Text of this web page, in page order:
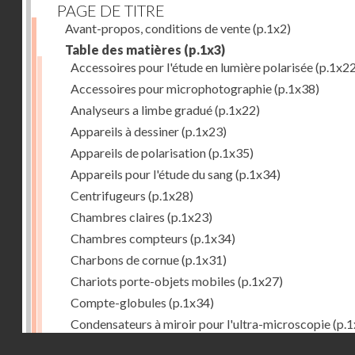
PAGE DE TITRE
Avant-propos, conditions de vente(p.1x2)
Table des matières (p.1x3)
Accessoires pour l'étude en lumière polarisée
Accessoires pour microphotographie(p.1x38)
Analyseurs a limbe gradué(p.1x22)
Appareils à dessiner(p.1x23)
Appareils de polarisation(p.1x35)
Appareils pour l'étude du sang(p.1x34)
Centrifugeurs (p.1x28)
Chambres claires (p.1x23)
Chambres compteurs (p.1x34)
Charbons de cornue(p.1x31)
Chariots porte-objets mobiles (p.1x27)
Compte-globules (p.1x34)
Condensateurs à miroir pour l'ultra-microscopie